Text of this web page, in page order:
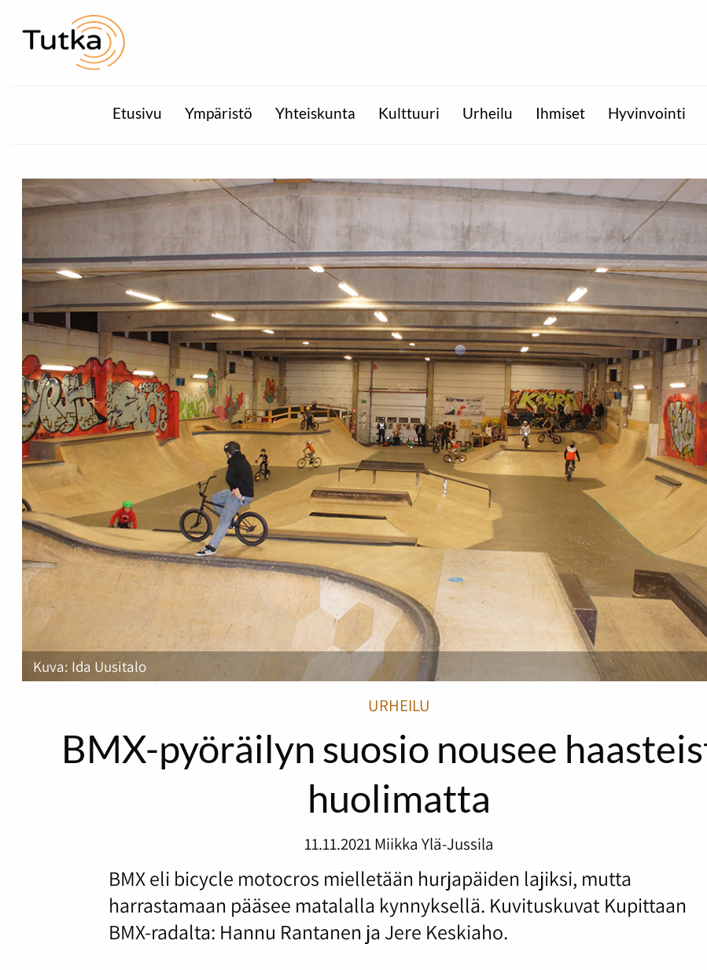
Etusivu Ympäristö Yhteiskunta Kulttuuri Urheilu Ihmiset Hyvinvointi
Kuva: Ida Uusitalo
URHEILU
BMX-pyöräilyn suosio nousee
huolimatta
11.11.2021 Miikka Ylä-Jussila
BMX eli bicycle motocros mielletään hurjapäiden lajiksi, mutta
harrastamaan pääsee matalalla kynnyksellä. Kuvituskuvat Kupittaan
BMX-radalta: Hannu Rantanen ja Jere Keskiaho.